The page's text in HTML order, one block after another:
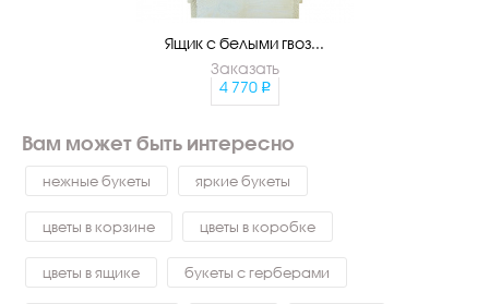
Ящик с белыми гвоз...
Заказать
4 770
Вам может быть интересно
нежные букеты яркие букеты
цветы в корзине цветы в коробке
цветы в ящике букеты с герберами